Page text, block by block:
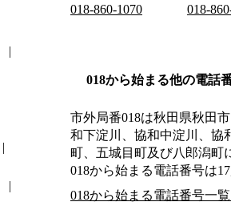
018-860-1070
018-
018から始まる他の電話
市外局番018は秋田県秋田
和下淀川、協和中淀川、協
町、五城目町及び八郎潟町
018から始まる電話番号は
018から始まる電話番号一